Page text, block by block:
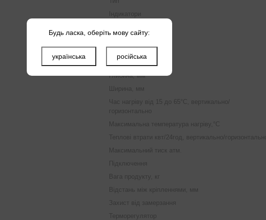
Індикатори
Напруга, В
Потужність, кВт
Висота, мм
Глибина, мм
Ширина, мм
Час нагріву від 15 до 65°С, вертикально/
горизонтально
Максимальна температура нагріву,°С
Теплові втрати квт/24год, вертикально/горизонтально
Максимальний тиск атм.
Підключення
Вага продукту, кг
Відстань між кріпленнями, мм
Захист від замерзання
Терморегулятор
Будь ласка, оберіть мову сайту:
українська російська